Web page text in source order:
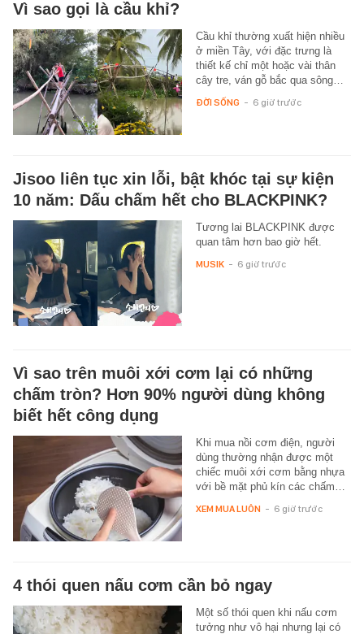
Vì sao gọi là cầu khỉ?
Cầu khỉ thường xuất hiện nhiều
ở miền Tây, với đặc trưng là
thiết kế chỉ một hoặc vài thân
cây tre, ván gỗ bắc qua sông…
ĐỜI SỐNG - 6 giờ trước
Jisoo liên tục xin lỗi, bật khóc tại sự kiện
10 năm: Dấu chấm hết cho BLACKPINK?
Tương lai BLACKPINK được
quan tâm hơn bao giờ hết.
MUSIK - 6 giờ trước
Vì sao trên muôi xới cơm lại có những
chấm tròn? Hơn 90% người dùng không
biết hết công dụng
Khi mua nồi cơm điện, người
dùng thường nhận được một
chiếc muôi xới cơm bằng nhựa
với bề mặt phủ kín các chấm…
XEM MUA LUÔN - 6 giờ trước
4 thói quen nấu cơm cần bỏ ngay
Một số thói quen khi nấu cơm
tưởng như vô hại nhưng lại có